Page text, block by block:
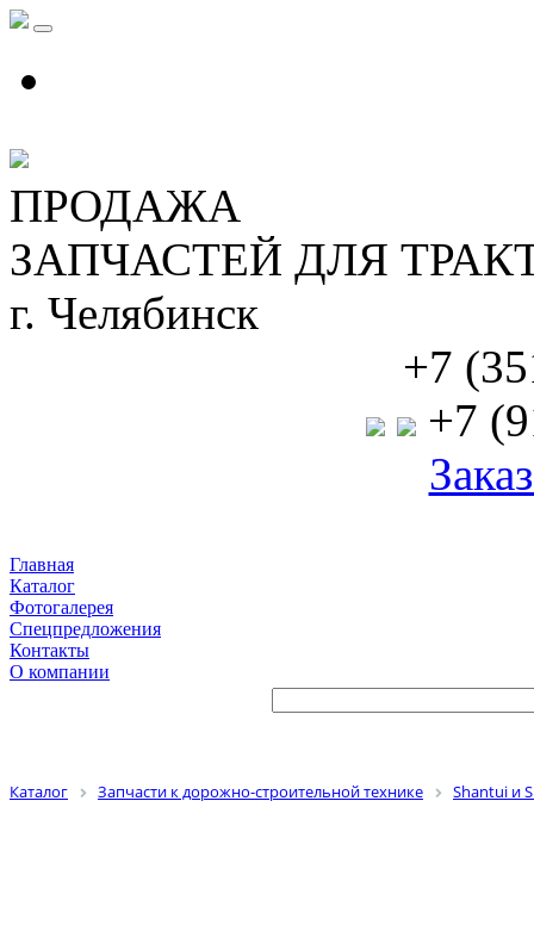
ПРОДАЖА
ЗАПЧАСТЕЙ ДЛЯ
г. Челябинск
+7
+7
Главная
Каталог
Фотогалерея
Спецпредложения
Контакты
О компании
Каталог Запчасти к дорожно-строительной технике Shantui и